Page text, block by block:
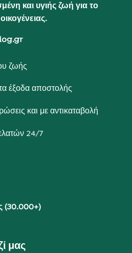
και υγιής ζωή για το
ζωής
έξοδα αποστολής
και με αντικαταβολή
24/7
(30.000+)
μας